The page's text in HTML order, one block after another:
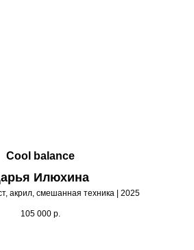
Cool balance
Илюхина
акрил, смешанная техника | 2025
105 000 р.